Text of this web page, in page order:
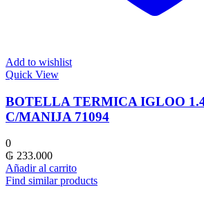
Add to wishlist
Quick View
BOTELLA TERMICA IGLOO
C/MANIJA 71094
0
₲ 233.000
Añadir al carrito
Find similar products